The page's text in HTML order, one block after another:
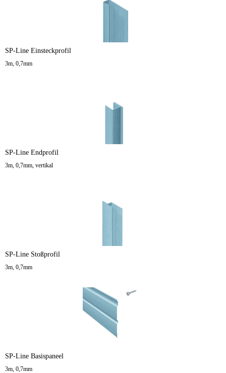
SP-Line Einsteckprofil
3m, 0,7mm
SP-Line Endprofil
3m, 0,7mm, vertikal
SP-Line Stoßprofil
3m, 0,7mm
SP-Line Basispaneel
3m, 0,7mm